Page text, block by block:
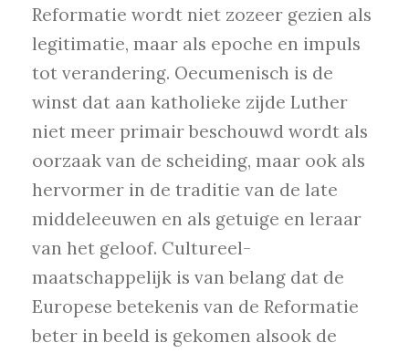
Reformatie wordt niet zozeer gezien als
legitimatie, maar als epoche en impuls
tot verandering. Oecumenisch is de
winst dat aan katholieke zijde Luther
niet meer primair beschouwd wordt als
oorzaak van de scheiding, maar ook als
hervormer in de traditie van de late
middeleeuwen en als getuige en leraar
van het geloof. Cultureel-
maatschappelijk is van belang dat de
Europese betekenis van de Reformatie
beter in beeld is gekomen alsook de